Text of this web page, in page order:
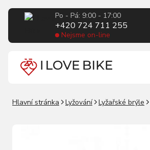
Po - Pá: 9:00 - 17:00
+420 724 711 255
Nejsme on-line
Hlavní stránka Lyžování Lyžařské brýle